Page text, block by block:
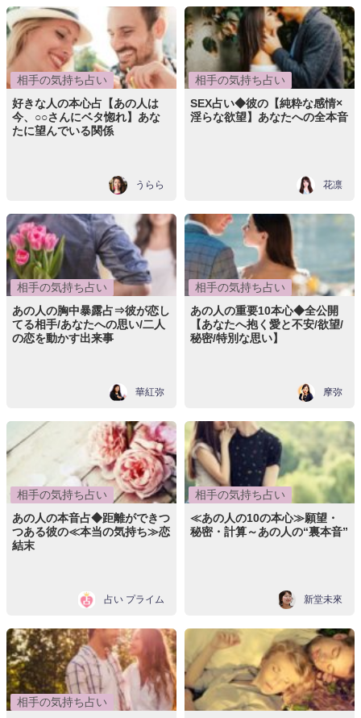
相手の気持ち占い
好きな人の本心占【あの人は
今、○○さんにベタ惚れ】あな
たに望んでいる関係
うらら
相手の気持ち占い
SEX占い◆彼の【純粋な感情×
淫らな欲望】あなたへの全本音
花凛
相手の気持ち占い
あの人の胸中暴露占⇒彼が恋し
てる相手/あなたへの思い/二人
の恋を動かす出来事
華紅弥
相手の気持ち占い
あの人の重要10本心◆全公開
【あなたへ抱く愛と不安/欲望/
秘密/特別な思い】
摩弥
相手の気持ち占い
あの人の本音占◆距離ができつ
つある彼の≪本当の気持ち≫恋
結末
占い プライム
相手の気持ち占い
≪あの人の10の本心≫願望・
秘密・計算～あの人の“裏本音”
新堂未來
相手の気持ち占い